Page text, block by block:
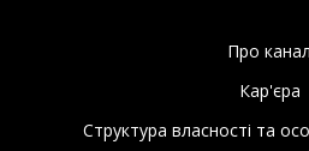
Про канал
Кар'єра
Структура власності та